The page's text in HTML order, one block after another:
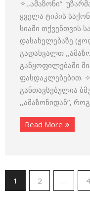
✧,,ამაზონი”
ყველა ტიპის
სიაში თქვენთვის
დასახელებაზე
გადახვალთ
განყოფილებაში
ფასდაკლებებით.
განთავსებულია
,,ამაზონიდან”,
Read More
1 2 … 4